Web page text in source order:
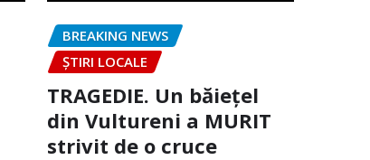
BREAKING NEWS
ȘTIRI LOCALE
TRAGEDIE. Un băiețel
din Vultureni a MURIT
strivit de o cruce